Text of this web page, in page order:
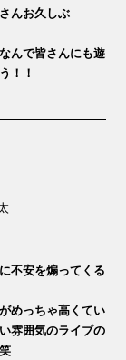
んお久しぶ
んで皆さんにも遊
！！
不安を煽ってくる
めっちゃ高くてい
雰囲気のライブの